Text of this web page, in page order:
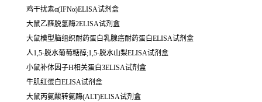
鸡干扰素α(IFNα)ELISA试剂盒
大鼠乙醛脱氢酶2ELISA试剂盒
大鼠模型脑组织耐药蛋白乳腺癌耐药蛋白ELISA试剂盒
人1,5-脱水葡萄糖醇;1,5-脱水山梨ELISA试剂盒
小鼠补体因子H相关蛋白3ELISA试剂盒
牛肌红蛋白ELISA试剂盒
大鼠丙氨酸转氨酶(ALT)ELISA试剂盒